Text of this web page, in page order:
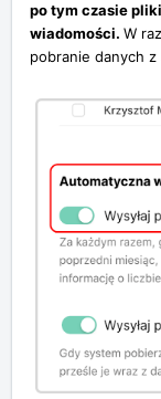
po tym czasie
wiadomości. W
pobranie danych z